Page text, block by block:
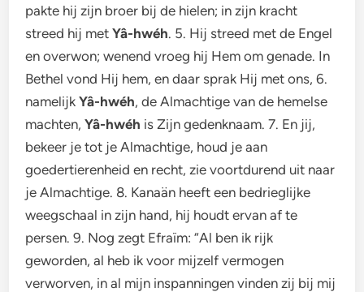
pakte hij zijn broer bij de hielen; in zijn kracht
streed hij metYâ-hwéh. 5. Hij streed met de Engel
en overwon; wenend vroeg hij Hem om genade. In
Bethel vond Hij hem, en daar sprak Hij met ons, 6.
namelijkYâ-hwéh, de Almachtige van de hemelse
machten,Yâ-hwéh is Zijn gedenknaam. 7. En jij,
bekeer je tot je Almachtige, houd je aan
goedertierenheid en recht, zie voortdurend uit naar
je Almachtige. 8. Kanaän heeft een bedrieglijke
weegschaal in zijn hand, hij houdt ervan af te
persen. 9. Nog zegt Efraïm: “Al ben ik rijk
geworden, al heb ik voor mijzelf vermogen
verworven, in al mijn inspanningen vinden zij bij mij